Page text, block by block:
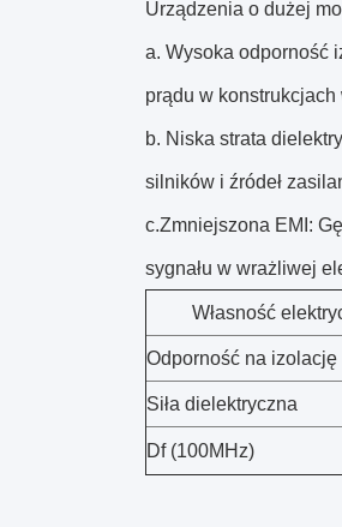
Urządzenia o dużej
a. Wysoka odporność
prądu w
b. Niska strata
silników i źródeł
c.Zmniejszona EMI:
sygnału w wrażliwej
Własność
Odporność na izolację
Siła dielektryczna
Df (100MHz)